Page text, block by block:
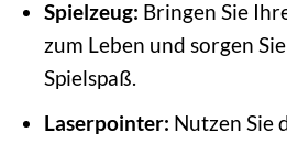
Spielzeug: Bringen Sie
zum Leben und sorgen
Spielspaß.
Laserpointer: Nutzen Sie